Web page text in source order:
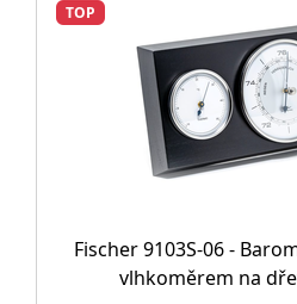
TOP
Fischer 9103S-06 -
vlhkoměrem na